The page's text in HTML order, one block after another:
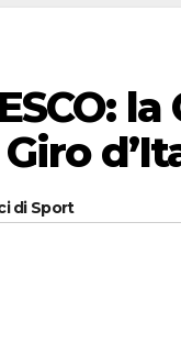
di Sport